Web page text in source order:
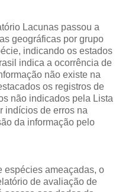
Lacunas passou a
geográficas por grupo
indicando os estados
indica a ocorrência de
não existe na
os registros de
não indicados pela Lista
indícios de erros na
da informação pelo
espécies ameaçadas, o
de avaliação de